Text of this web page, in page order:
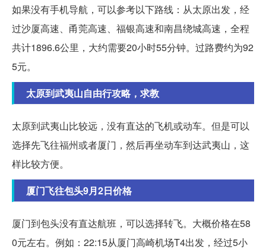
如果没有手机导航，可以参考以下路线：从太原出发，经
过沙厦高速、甬莞高速、福银高速和南昌绕城高速，全程
共计1896.6公里，大约需要20小时55分钟。过路费约为92
5元。
太原到武夷山自由行攻略，求教
太原到武夷山比较远，没有直达的飞机或动车。但是可以
选择先飞往福州或者厦门，然后再坐动车到达武夷山，这
样比较方便。
厦门飞往包头9月2日价格
厦门到包头没有直达航班，可以选择转飞。大概价格在58
0元左右。例如：22:15从厦门高崎机场T4出发，经过5小